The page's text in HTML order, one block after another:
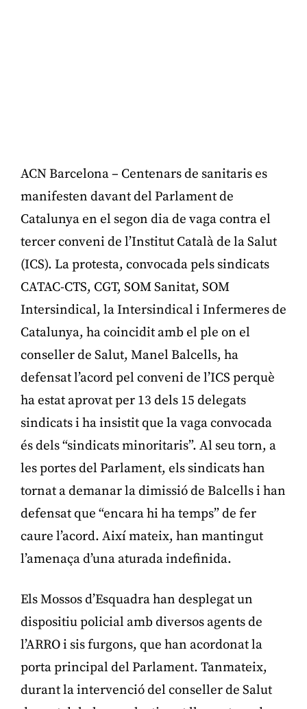
ACN Barcelona – Centenars de sanitaris es
manifesten davant del Parlament de
Catalunya en el segon dia de vaga contra el
tercer conveni de l’Institut Català de la Salut
(ICS). La protesta, convocada pels sindicats
CATAC-CTS, CGT, SOM Sanitat, SOM
Intersindical, la Intersindical i Infermeres de
Catalunya, ha coincidit amb el ple on el
conseller de Salut, Manel Balcells, ha
defensat l’acord pel conveni de l’ICS perquè
ha estat aprovat per 13 dels 15 delegats
sindicats i ha insistit que la vaga convocada
és dels “sindicats minoritaris”. Al seu torn, a
les portes del Parlament, els sindicats han
tornat a demanar la dimissió de Balcells i han
defensat que “encara hi ha temps” de fer
caure l’acord. Així mateix, han mantingut
l’amenaça d’una aturada indefinida.
Els Mossos d’Esquadra han desplegat un
dispositiu policial amb diversos agents de
l’ARRO i sis furgons, que han acordonat la
porta principal del Parlament. Tanmateix,
durant la intervenció del conseller de Salut